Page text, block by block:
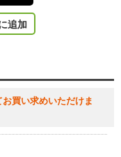
追加
買い求めいただけま